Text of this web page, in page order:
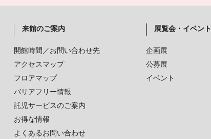
来館のご案内
開館時間／お問い合わせ先
アクセスマップ
フロアマップ
バリアフリー情報
託児サービスのご案内
お得な情報
よくあるお問い合わせ
展覧会・イベント
企画展
公募展
イベント